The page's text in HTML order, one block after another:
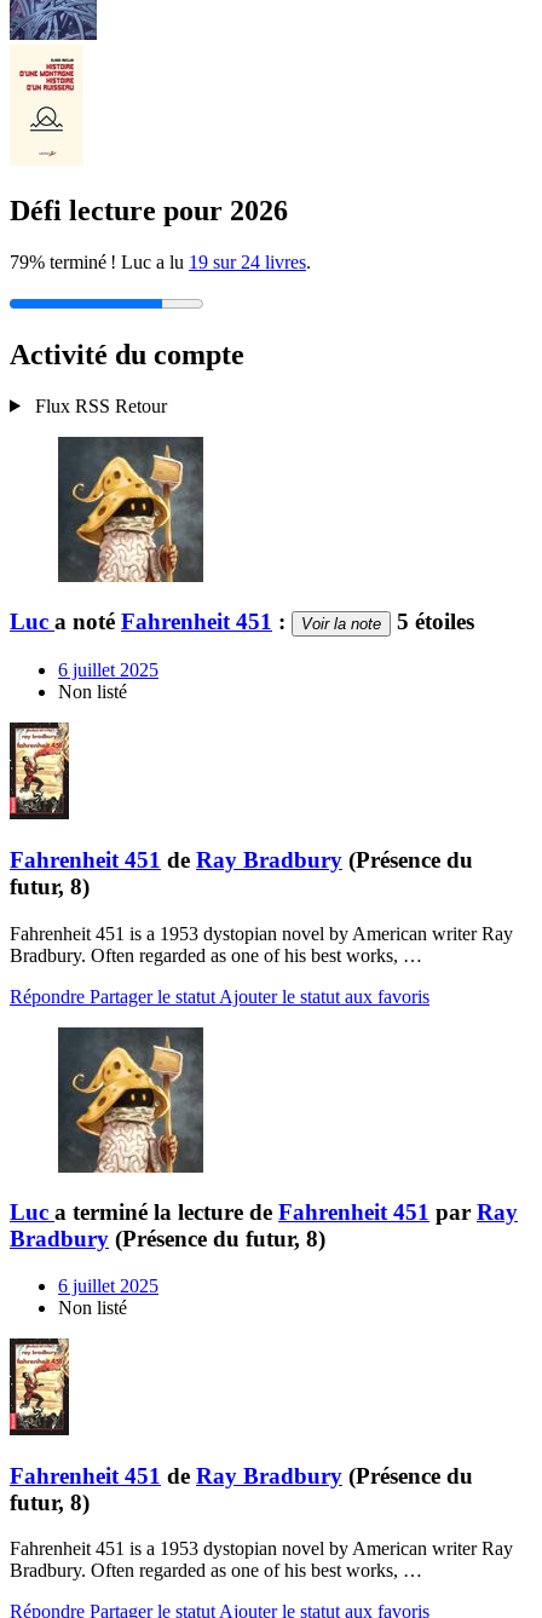
Défi lecture pour 2026
79% terminé ! Luc a lu 19 sur 24 livres.
Activité du compte
Flux RSS Retour
Luc a noté Fahrenheit 451 : Voir la note 5 étoiles
6 juillet 2025
Non listé
Fahrenheit 451 de Ray Bradbury (Présence du
futur, 8)
Fahrenheit 451 is a 1953 dystopian novel by American writer Ray
Bradbury. Often regarded as one of his best works, …
Répondre Partager le statut Ajouter le statut aux favoris
Luc a terminé la lecture de Fahrenheit 451 par Ray
Bradbury (Présence du futur, 8)
6 juillet 2025
Non listé
Fahrenheit 451 de Ray Bradbury (Présence du
futur, 8)
Fahrenheit 451 is a 1953 dystopian novel by American writer Ray
Bradbury. Often regarded as one of his best works, …
Répondre Partager le statutAjouter le statut aux favoris